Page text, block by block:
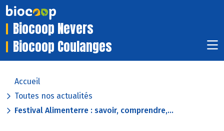
Biocoop Nevers
Biocoop Coulanges
Accueil
Toutes nos actualités
Festival Alimenterre : savoir, comprendre,...